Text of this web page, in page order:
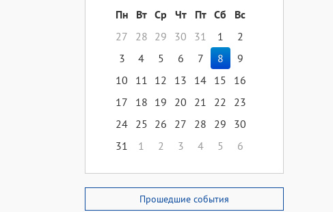
Пн
Вт Ср Чт Пт Сб
Вс
27
28 29 30 31 1
2
3
4 5 6 7 8
9
10
11 12 13 14 15
16
17
18 19 20 21 22
23
24 25 26 27 28 29
30
31
1 2 3 4 5 6
Прошедшие события